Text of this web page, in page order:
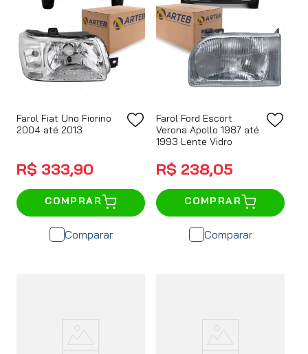
Farol Fiat Uno Fiorino
2004 até 2013
R$ 333,90
COMPRAR
Comparar
Farol Ford Escort
Verona Apollo 1987 até
1993 Lente Vidro
R$ 238,05
COMPRAR
Comparar